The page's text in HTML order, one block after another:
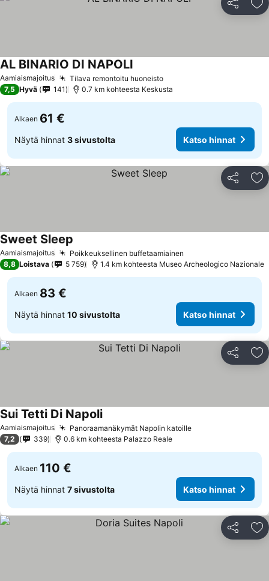
Jaa
Aamiaismajoitus Tilava remontoitu huoneisto
AL BINARIO DI NAPOLI
7,5 Hyvä 141 0.7 km kohteesta Keskusta
Alkaen 61 €
Näytä hinnat 3 sivustolta Katso hinnat
Jaa
Aamiaismajoitus Poikkeuksellinen buffetaamiainen
Sweet Sleep
8,8 Loistava 5 759 1.4 km kohteesta Museo Archeologico Nazionale
Alkaen 83 €
Näytä hinnat 10 sivustolta Katso hinnat
Jaa
Aamiaismajoitus Panoraamanäkymät Napolin katoille
Sui Tetti Di Napoli
7,2 339 0.6 km kohteesta Palazzo Reale
Alkaen 110 €
Näytä hinnat 7 sivustolta Katso hinnat
Jaa